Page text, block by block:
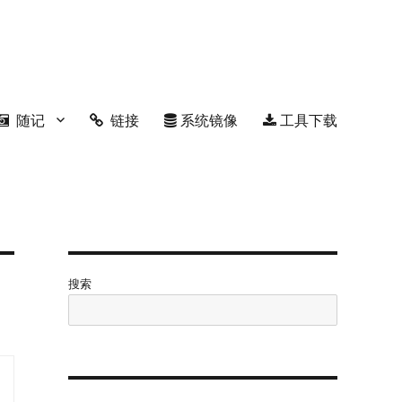
随记 链接 系统镜像 工具下载
搜索